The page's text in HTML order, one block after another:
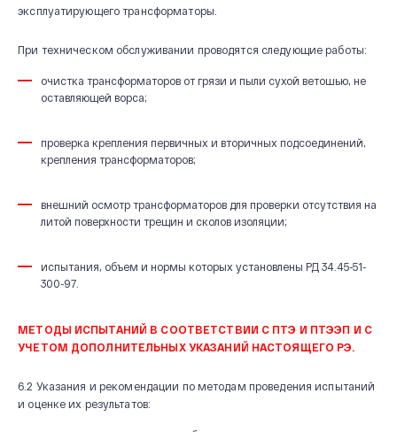
эксплуатирующего трансформаторы.
При техническом обслуживании проводятся следующие работы:
очистка трансформаторов от грязи и пыли сухой ветошью, не
оставляющей ворса;
проверка крепления первичных и вторичных подсоединений,
крепления трансформаторов;
внешний осмотр трансформаторов для проверки отсутствия на
литой поверхности трещин и сколов изоляции;
испытания, объем и нормы которых установлены РД 34.45-51-
300-97.
МЕТОДЫ ИСПЫТАНИЙ В СООТВЕТСТВИИ С ПТЭ И ПТЭЭП И С
УЧЕТОМ ДОПОЛНИТЕЛЬНЫХ УКАЗАНИЙ НАСТОЯЩЕГО РЭ.
6.2 Указания и рекомендации по методам проведения испытаний
и оценке их результатов: